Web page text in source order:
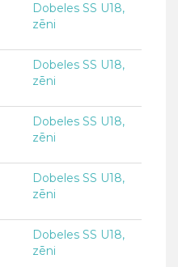
Dobeles SS U18,
zēni
Dobeles SS U18,
zēni
Dobeles SS U18,
zēni
Dobeles SS U18,
zēni
Dobeles SS U18,
zēni